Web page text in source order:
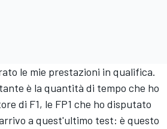
le mie prestazioni in qualifica.
è la quantità di tempo che ho
di F1, le FP1 che ho disputato
a quest'ultimo test: è questo